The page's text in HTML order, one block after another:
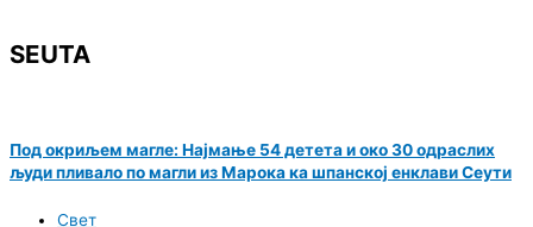
SEUTA
Под окриљем магле: Најмање 54 детета и око 30 одраслих
људи пливало по магли из Марока ка шпанској енклави Сеути
Свет